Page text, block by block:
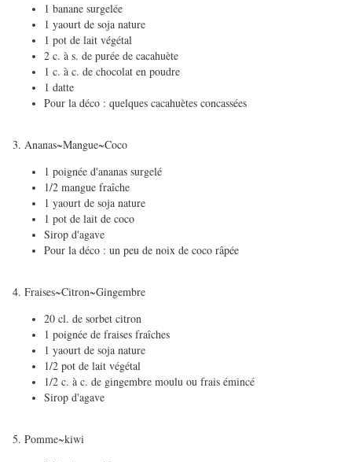
1 banane surgelée
1 yaourt de soja nature
1 pot de lait végétal
2 c. à s. de purée de cacahuète
1 c. à c. de chocolat en poudre
1 datte
Pour la déco : quelques cacahuètes concassées
3. Ananas~Mangue~Coco
1 poignée d'ananas surgelé
1/2 mangue fraîche
1 yaourt de soja nature
1 pot de lait de coco
Sirop d'agave
Pour la déco : un peu de noix de coco râpée
4. Fraises~Citron~Gingembre
20 cl. de sorbet citron
1 poignée de fraises fraîches
1 yaourt de soja nature
1/2 pot de lait végétal
1/2 c. à c. de gingembre moulu ou frais émincé
Sirop d'agave
5. Pomme~kiwi